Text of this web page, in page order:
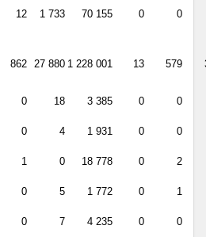
12 1 733 70 155 0 0
862 27 880 1 228 001 13 579
0 18 3 385 0 0
0 4 1 931 0 0
1 0 18 778 0 2
0 5 1 772 0 1
0 7 4 235 0 0